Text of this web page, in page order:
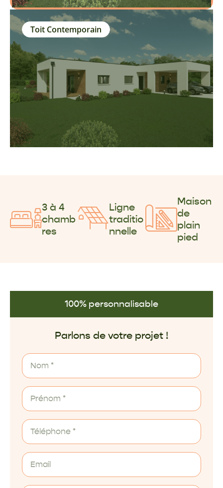
Toit Contemporain
3 à 4
chamb
res
Ligne
traditio
nnelle
Maison
de
plain
pied
100% personnalisable
Parlons de votre projet !